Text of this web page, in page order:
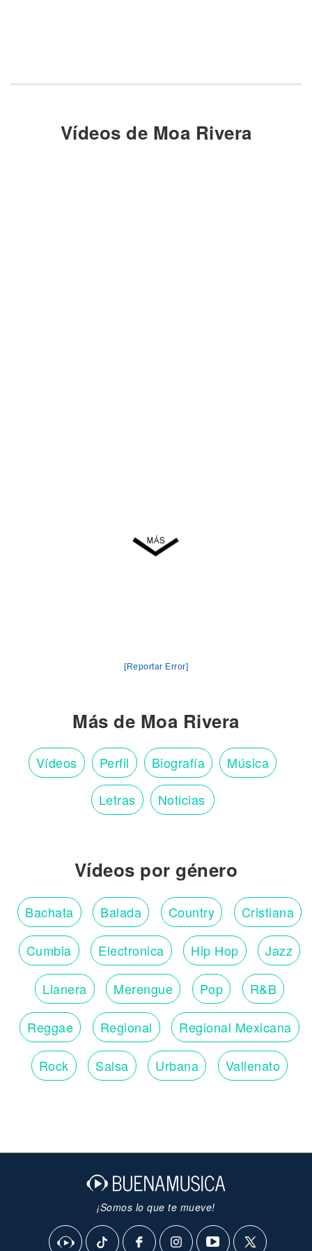
Vídeos de Moa Rivera
[Reportar Error]
Más de Moa Rivera
Vídeos Perfil Biografía Música
Letras Noticias
Vídeos por género
Bachata Balada Country Cristiana
Cumbia Electronica Hip Hop Jazz
Llanera Merengue Pop R&B
Reggae Regional Regional Mexicana
Rock Salsa Urbana Vallenato
¡Somos lo que te mueve!